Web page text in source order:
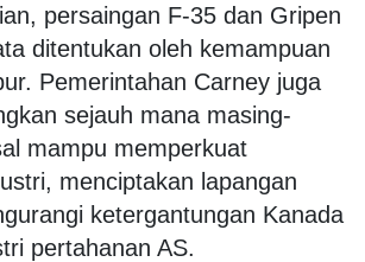
persaingan F-35 dan Gripen
ditentukan oleh kemampuan
Pemerintahan Carney juga
sejauh mana masing-
mampu memperkuat
menciptakan lapangan
ketergantungan Kanada
pertahanan AS.